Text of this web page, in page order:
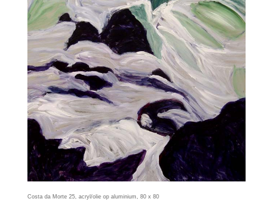
Costa da Morte 25, acryl/olie op aluminium, 80 x 80